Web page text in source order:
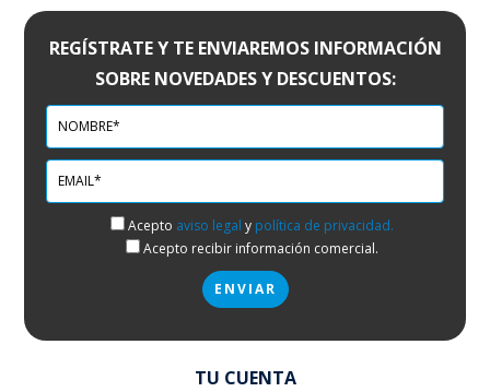
REGÍSTRATE Y TE ENVIAREMOS INFORMACIÓN
SOBRE NOVEDADES Y DESCUENTOS:
Acepto aviso legal y política de privacidad.
Acepto recibir información comercial.
TU CUENTA